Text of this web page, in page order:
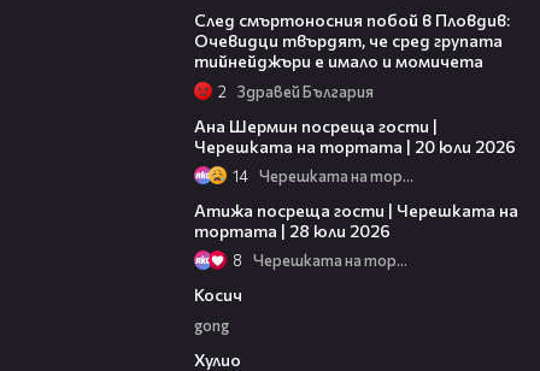
След смъртоносния побой в Пловдив:
Очевидци твърдят, че сред групата
тийнейджъри е имало и момичета
2 Здравей България
Ана Шермин посреща гости |
Черешката на тортата | 20 юли 2026
14 Черешката на тортата
Атижа посреща гости | Черешката на
тортата | 28 юли 2026
8 Черешката на тортата
Косич
gong
Хулио